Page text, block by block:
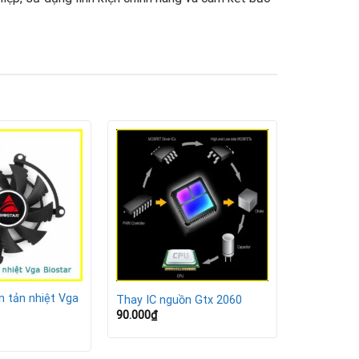
dễ xuất hiện những vấn đề sau:
tản nhiệt Vga
Thay IC nguồn Gtx 2060
90.000₫